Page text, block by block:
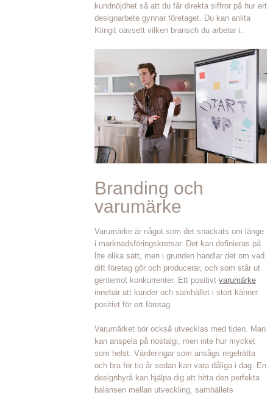
kundnöjdhet så att du får direkta siffror på hur ert
designarbete gynnar företaget. Du kan anlita
Klingit oavsett vilken bransch du arbetar i.
Branding och
varumärke
Varumärke är något som det snackats om länge
i marknadsföringskretsar. Det kan definieras på
lite olika sätt, men i grunden handlar det om vad
ditt företag gör och producerar, och som står ut
gentemot konkurrenter. Ett positivt varumärke
innebär att kunder och samhället i stort känner
positivt för ert företag.
Varumärket bör också utvecklas med tiden. Man
kan anspela på nostalgi, men inte hur mycket
som helst. Värderingar som ansågs regelrätta
och bra för tio år sedan kan vara dåliga i dag. En
designbyrå kan hjälpa dig att hitta den perfekta
balansen mellan utveckling, samhällets